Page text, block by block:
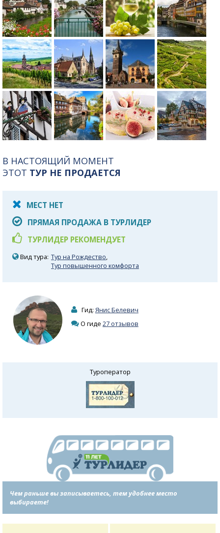
В НАСТОЯЩИЙ МОМЕНТ
ЭТОТ ТУР НЕ ПРОДАЕТСЯ
МЕСТ НЕТ
ПРЯМАЯ ПРОДАЖА В ТУРЛИДЕР
ТУРЛИДЕР РЕКОМЕНДУЕТ
Вид тура: Тур на Рождество,
Тур повышенного комфорта
Гид: Янис Белевич
О гиде 27 отзывов
Туроператор
Чем раньше вы записываетесь, тем удобнее место
выбираете!